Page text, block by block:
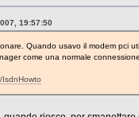
19:57:50
Quando usavo il modem pci
come una normale